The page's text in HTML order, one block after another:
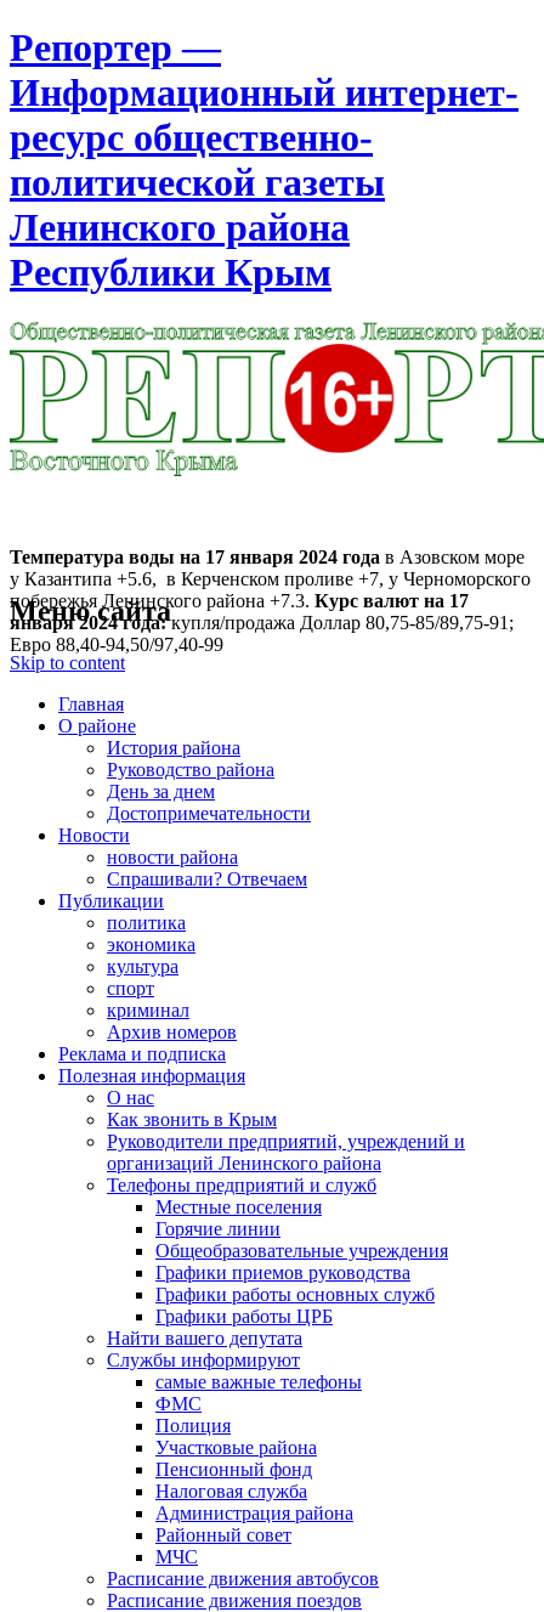
Репортер —
Информационный интернет-
ресурс общественно-
политической газеты
Ленинского района
Республики Крым
Температура воды на 17 января 2024 года в Азовском море
у Казантипа +5.6, в Керченском проливе +7, у Черноморского
побережья Ленинского района +7.3. Курс валют на 17
января 2024 года:купля/продажа Доллар 80,75-85/89,75-91;
Евро 88,40-94,50/97,40-99
Меню сайта
Skip to content
Главная
О районе
История района
Руководство района
День за днем
Достопримечательности
Новости
новости района
Спрашивали? Отвечаем
Публикации
политика
экономика
культура
спорт
криминал
Архив номеров
Реклама и подписка
Полезная информация
О нас
Как звонить в Крым
Руководители предприятий, учреждений и
организаций Ленинского района
Телефоны предприятий и служб
Местные поселения
Горячие линии
Общеобразовательные учреждения
Графики приемов руководства
Графики работы основных служб
Графики работы ЦРБ
Найти вашего депутата
Службы информируют
самые важные телефоны
ФМС
Полиция
Участковые района
Пенсионный фонд
Налоговая служба
Администрация района
Районный совет
МЧС
Расписание движения автобусов
Расписание движения поездов